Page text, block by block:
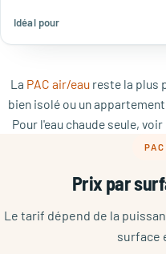
La PAC air/eaureste la plus
bien isolé ou un
Pour l'eau chaude seule, voir
Prix par
Le tarif dépend de la
surface